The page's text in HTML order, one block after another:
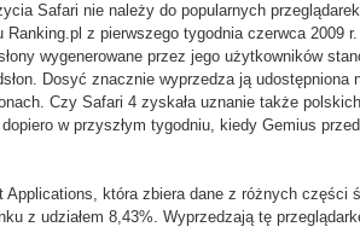
Safari nie należy do popularnych
z pierwszego tygodnia czerwca 2009
wygenerowane przez jego użytkowników
Dosyć znacznie wyprzedza ją udostępniona
Czy Safari 4 zyskała uznanie także
w przyszłym tygodniu, kiedy Gemius
która zbiera dane z różnych części
z udziałem 8,43%. Wyprzedzają tę